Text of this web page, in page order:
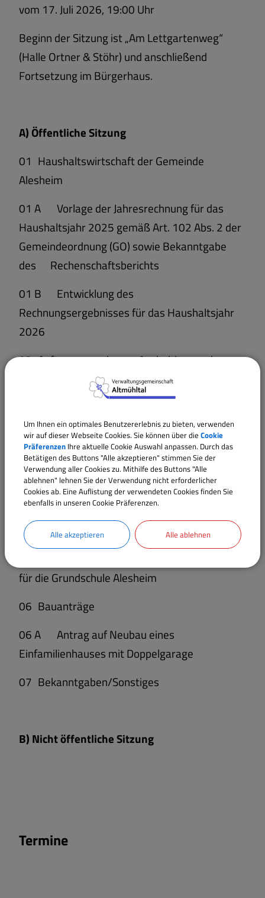
vom 17. Juli 2026, 19:00 Uhr
Beginn der Sitzung ist „Am Lettgartenweg“
(Halle Ortner & Stöhr) undanschließend
Fortsetzung im Bürgerhaus.
A) Öffentliche Sitzung
01 Haushaltswirtschaft der Gemeinde
Alesheim
01 A
Vorlage der Jahresrechnung für das
Haushaltsjahr 2025 gemäß Art. 102 Abs. 2 der
Gemeindeordnung (GO) sowie Bekanntgabe
des Rechenschaftsberichts
01 B
Entwicklung des
Rechnungsergebnisses für das Haushaltsjahr
2026
02 Auftragsvergabe zur Asphaltierung des
Schrammbords im neuen Baugebiet in Alesheim
Nr. 7 "Am Echerlein II";Billigungs- und
Auslegungsbeschluss
04 Antrag der Kreisverkehrswacht auf
finanzielle Unterstützung der Gemeinde
Alesheim für das Projekt "Fahrradtraining an
Grundschulen"
für die Grundschule Alesheim
06 Bauanträge
06 A
Antrag auf Neubau eines
Einfamilienhauses mit Doppelgarage
07 Bekanntgaben/Sonstiges
B) Nicht öffentliche Sitzung
Termine
Um Ihnen ein optimales Benutzererlebnis zu bieten, verwenden
wir auf dieser Webseite Cookies. Sie können über die Cookie
Präferenzen Ihre aktuelle Cookie Auswahl anpassen. Durch das
Betätigen des Buttons "Alle akzeptieren" stimmen Sie der
Verwendung aller Cookies zu. Mithilfe des Buttons "Alle
ablehnen" lehnen Sie der Verwendung nicht erforderlicher
Cookies ab. Eine Auflistung der verwendeten Cookies finden Sie
ebenfalls in unseren Cookie Präferenzen.
Alle akzeptieren Alle ablehnen